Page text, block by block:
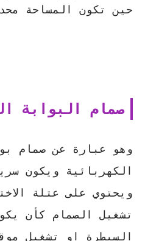
حين تكون المساحة
صمام البوابة
وهو عبارة عن صمام
الكهربائية ويكون
ويحتوي على عتلة
تشغيل الصمام كأن
السيطرة او تشغيل